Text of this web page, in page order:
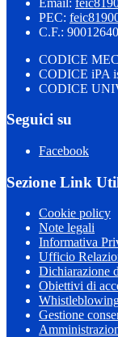
PEC:
C.F.:
CODICE
CODICE iPA
CODICE
Seguici su
Facebook
Sezione Link
Cookie policy
Note legali
Informativa
Ufficio
Dichiarazione
Obiettivi di
Gestione